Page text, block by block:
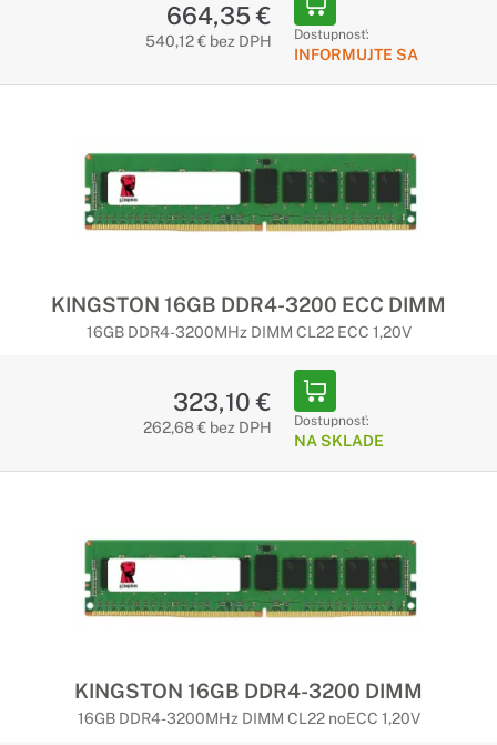
664,35 €
540,12 € bez DPH Dostupnosť:
INFORMUJTE SA
KINGSTON 16GB DDR4-3200 ECC DIMM
16GB DDR4-3200MHz DIMM CL22 ECC 1,20V
323,10 €
262,68 € bez DPH Dostupnosť:
NA SKLADE
KINGSTON 16GB DDR4-3200 DIMM
16GB DDR4-3200MHz DIMM CL22 noECC 1,20V